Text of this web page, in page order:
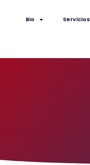
Bio Servicios